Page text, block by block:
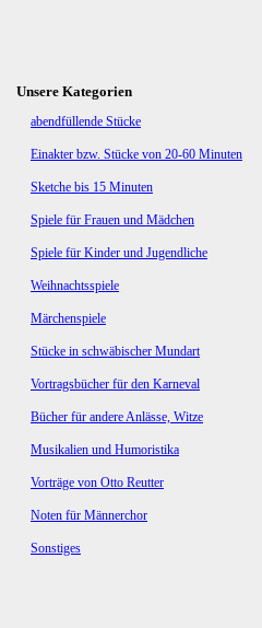
Unsere Kategorien
Navigation
abendfüllende Stücke
Einakter bzw. Stücke von 20-60 Minuten
Sketche bis 15 Minuten
Spiele für Frauen und Mädchen
Spiele für Kinder und Jugendliche
Weihnachtsspiele
Märchenspiele
Stücke in schwäbischer Mundart
Vortragsbücher für den Karneval
Bücher für andere Anlässe, Witze
Musikalien und Humoristika
Vorträge von Otto Reutter
Noten für Männerchor
Sonstiges